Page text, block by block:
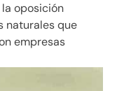
oposición
naturales que
empresas